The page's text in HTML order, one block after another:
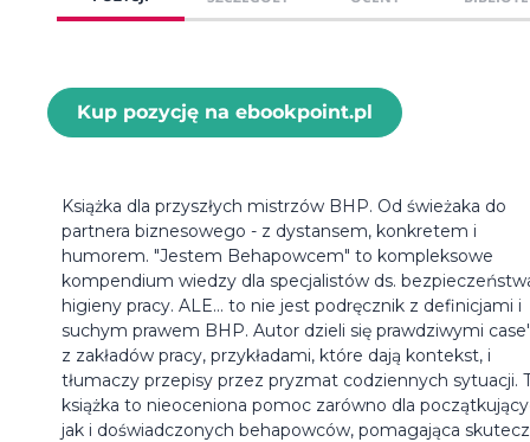
Kup pozycję na ebookpoint.pl
Książka dla przyszłych mistrzów BHP. Od świeżaka do
partnera biznesowego - z dystansem, konkretem i
humorem. "Jestem Behapowcem" to kompleksowe
kompendium wiedzy dla specjalistów ds.
higieny pracy. ALE... to nie jest podręcznik z definicjami i
suchym prawem BHP. Autor dzieli się prawdziwymi
z zakładów pracy, przykładami, które dają kontekst, i
tłumaczy przepisy przez pryzmat codziennych sytuacji.
książka to nieoceniona pomoc zarówno dla
jak i doświadczonych behapowców, pomagająca